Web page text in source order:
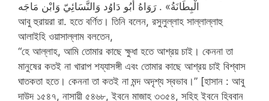
الْبِطَانَةُ» . رَوَاهُ أَبُو دَاوُد وَالنَّسَائِيّ وَابْن مَاجَه
আবু হুরায়রা রা. হতে বর্ণিত। তিনি বলেন, রসুলুল্লাহ সাল্লাল্লাহু
আলাইহি ওয়াসাল্লাম বলতেন,
“হে আল্লাহ, আমি তোমার কাছে ক্ষুধা হতে আশ্রয় চাই। কেননা তা
মানুষের কতই না খারাপ শয্যাসঙ্গী এবং তোমার কাছে আশ্রয় চাই বিশ্বাস
ঘাতকতা হতে। কেননা তা কতই না মন্দ অদৃশ্য স্বভাব।” [হাসান : আবু
দাউদ ১৫৪৭, নাসায়ী ৫৪৬৮, ইবনে মাজাহ ৩৩৫৪, সহিহ ইবনে হিববান